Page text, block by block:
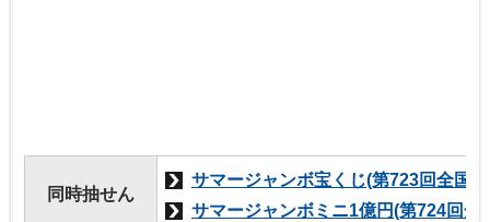
同時抽せん
サマージャンボ宝くじ(第723回全国
サマージャンボミニ1億円(第724回全